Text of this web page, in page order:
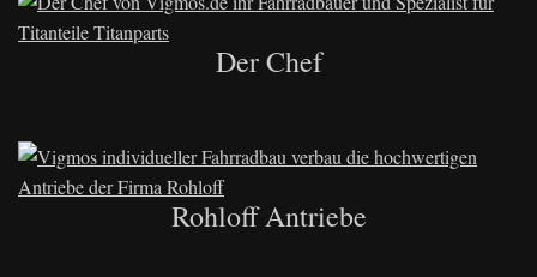
Der Chef
Rohloff Antriebe